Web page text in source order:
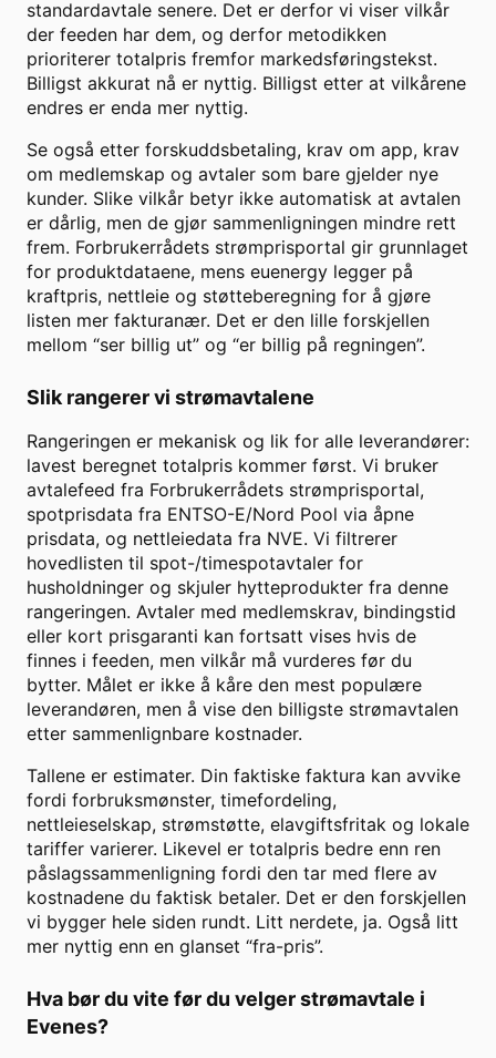
standardavtale senere. Det er derfor vi viser vilkår
der feeden har dem, og derfor metodikken
prioriterer totalpris fremfor markedsføringstekst.
Billigst akkurat nå er nyttig. Billigst etter at vilkårene
endres er enda mer nyttig.
Se også etter forskuddsbetaling, krav om app, krav
om medlemskap og avtaler som bare gjelder nye
kunder. Slike vilkår betyr ikke automatisk at avtalen
er dårlig, men de gjør sammenligningen mindre rett
frem. Forbrukerrådets strømprisportal gir grunnlaget
for produktdataene, mens euenergy legger på
kraftpris, nettleie og støtteberegning for å gjøre
listen mer fakturanær. Det er den lille forskjellen
mellom “ser billig ut” og “er billig på regningen”.
Slik rangerer vi strømavtalene
Rangeringen er mekanisk og lik for alle leverandører:
lavest beregnet totalpris kommer først. Vi bruker
avtalefeed fra Forbrukerrådets strømprisportal,
spotprisdata fra ENTSO-E/Nord Pool via åpne
prisdata, og nettleiedata fra NVE. Vi filtrerer
hovedlisten til spot-/timespotavtaler for
husholdninger og skjuler hytteprodukter fra denne
rangeringen. Avtaler med medlemskrav, bindingstid
eller kort prisgaranti kan fortsatt vises hvis de
finnes i feeden, men vilkår må vurderes før du
bytter. Målet er ikke å kåre den mest populære
leverandøren, men å vise den billigste strømavtalen
etter sammenlignbare kostnader.
Tallene er estimater. Din faktiske faktura kan avvike
fordi forbruksmønster, timefordeling,
nettleieselskap, strømstøtte, elavgiftsfritak og lokale
tariffer varierer. Likevel er totalpris bedre enn ren
påslagssammenligning fordi den tar med flere av
kostnadene du faktisk betaler. Det er den forskjellen
vi bygger hele siden rundt. Litt nerdete, ja. Også litt
mer nyttig enn en glanset “fra-pris”.
Hva bør du vite før du velger strømavtale i
Evenes?